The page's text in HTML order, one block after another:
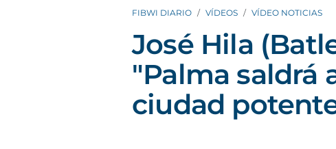
FIBWI DIARIO VÍDEOS VÍDEO NOTICIAS
José Hila
"Palma saldrá
ciudad